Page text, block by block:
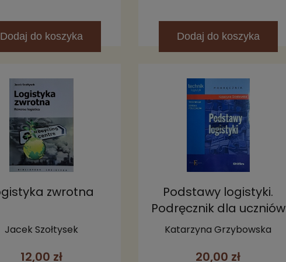
Dodaj do koszyka Dodaj do koszyka
zwrotna
Jacek Szołtysek
12,00 zł
Podstawy logistyki.
Podręcznik dla uczniów
technikum i szkoły
policealnej
Katarzyna Grzybowska
20,00 zł